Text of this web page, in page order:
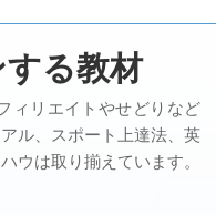
する教材
ィリエイトやせどりなど
ル、スポート上達法、英
ウは取り揃えています。